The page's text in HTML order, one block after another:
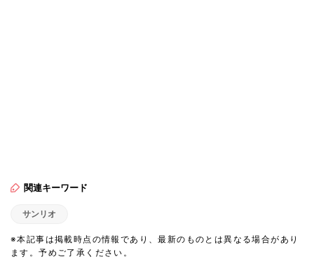
関連キーワード
サンリオ
※本記事は掲載時点の情報であり、最新のものとは異なる場合があり
ます。予めご了承ください。